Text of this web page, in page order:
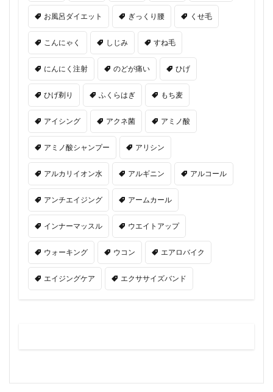
お風呂ダイエット ぎっくり腰 くせ毛
こんにゃく しじみ すね毛
にんにく注射 のどが痛い ひげ
ひげ剃り ふくらはぎ もち麦
アイシング アクネ菌 アミノ酸
アミノ酸シャンプー アリシン
アルカリイオン水 アルギニン アルコール
アンチエイジング アームカール
インナーマッスル ウエイトアップ
ウォーキング ウコン エアロバイク
エイジングケア エクササイズバンド